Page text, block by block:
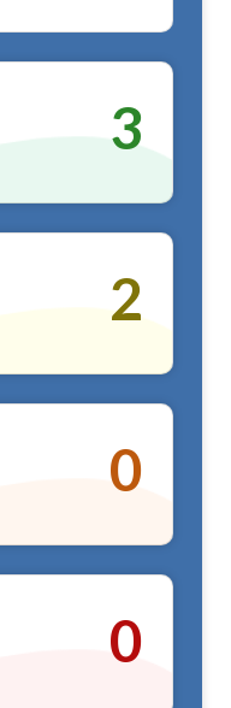
3
2
0
0